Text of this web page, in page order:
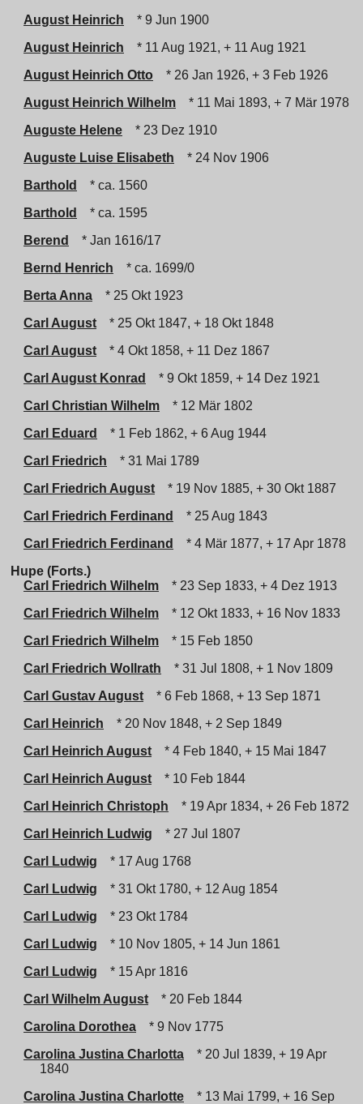
August Heinrich
* 9 Jun 1900
August Heinrich
* 11 Aug 1921, + 11 Aug 1921
August Heinrich Otto
* 26 Jan 1926, + 3 Feb 1926
August Heinrich Wilhelm
* 11 Mai 1893, + 7 Mär 1978
Auguste Helene
* 23 Dez 1910
Auguste Luise Elisabeth
* 24 Nov 1906
Barthold
* ca. 1560
Barthold
* ca. 1595
Berend
* Jan 1616/17
Bernd Henrich
* ca. 1699/0
Berta Anna
* 25 Okt 1923
Carl August
* 25 Okt 1847, + 18 Okt 1848
Carl August
* 4 Okt 1858, + 11 Dez 1867
Carl August Konrad
* 9 Okt 1859, + 14 Dez 1921
Carl Christian Wilhelm
* 12 Mär 1802
Carl Eduard
* 1 Feb 1862, + 6 Aug 1944
Carl Friedrich
* 31 Mai 1789
Carl Friedrich August
* 19 Nov 1885, + 30 Okt 1887
Carl Friedrich Ferdinand
* 25 Aug 1843
Carl Friedrich Ferdinand
* 4 Mär 1877, + 17 Apr 1878
Hupe (Forts.)
Carl Friedrich Wilhelm
* 23 Sep 1833, + 4 Dez 1913
Carl Friedrich Wilhelm
* 12 Okt 1833, + 16 Nov 1833
Carl Friedrich Wilhelm
* 15 Feb 1850
Carl Friedrich Wollrath
* 31 Jul 1808, + 1 Nov 1809
Carl Gustav August
* 6 Feb 1868, + 13 Sep 1871
Carl Heinrich
* 20 Nov 1848, + 2 Sep 1849
Carl Heinrich August
* 4 Feb 1840, + 15 Mai 1847
Carl Heinrich August
* 10 Feb 1844
Carl Heinrich Christoph
* 19 Apr 1834, + 26 Feb 1872
Carl Heinrich Ludwig
* 27 Jul 1807
Carl Ludwig
* 17 Aug 1768
Carl Ludwig
* 31 Okt 1780, + 12 Aug 1854
Carl Ludwig
* 23 Okt 1784
Carl Ludwig
* 10 Nov 1805, + 14 Jun 1861
Carl Ludwig
* 15 Apr 1816
Carl Wilhelm August
* 20 Feb 1844
Carolina Dorothea
* 9 Nov 1775
Carolina Justina Charlotta
* 20 Jul 1839, + 19 Apr
1840
Carolina Justina Charlotte
* 13 Mai 1799, + 16 Sep